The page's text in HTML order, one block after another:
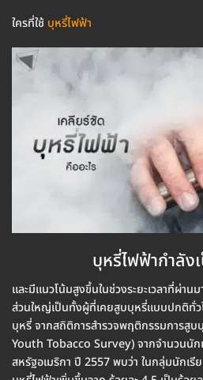
ใครที่ใช้ บุหรี่ไฟฟ้า
บุหรี่ไฟฟ้ากำลัง
และมีแนวโน้มสูงขึ้นในช่วงระยะเวลาที่ผ่าน
ส่วนใหญ่เป็นทั้งผู้ที่เคยสูบบุหรี่แบบปกติทั่
บุหรี่ จากสถิติการสำรวจพฤติกรรมการสู
Youth Tobacco Survey) จากจำนวนนัก
สหรัฐอเมริกา ปี 2557 พบว่า ในกลุ่มนักเ